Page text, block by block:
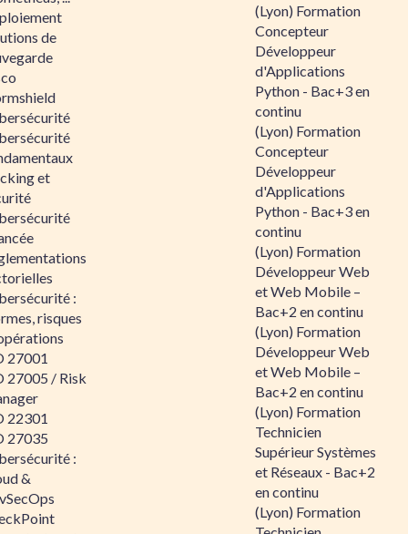
de
et
:
risques
27001
27005 / Risk
22301
27035
:
&
(Lyon) Formation
Concepteur
Développeur
d'Applications
Python - Bac+3 en
continu
(Lyon) Formation
Concepteur
Développeur
d'Applications
Python - Bac+3 en
continu
(Lyon) Formation
Développeur Web
et Web Mobile –
Bac+2 en continu
(Lyon) Formation
Développeur Web
et Web Mobile –
Bac+2 en continu
(Lyon) Formation
Technicien
Supérieur Systèmes
et Réseaux - Bac+2
en continu
(Lyon) Formation